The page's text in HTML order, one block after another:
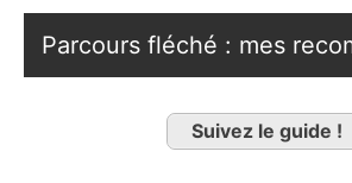
Parcours fléché : mes
Suivez le guide !